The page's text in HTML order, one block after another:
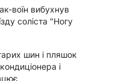
воїн вибухнув
соліста "Ногу
шин і пляшок
і